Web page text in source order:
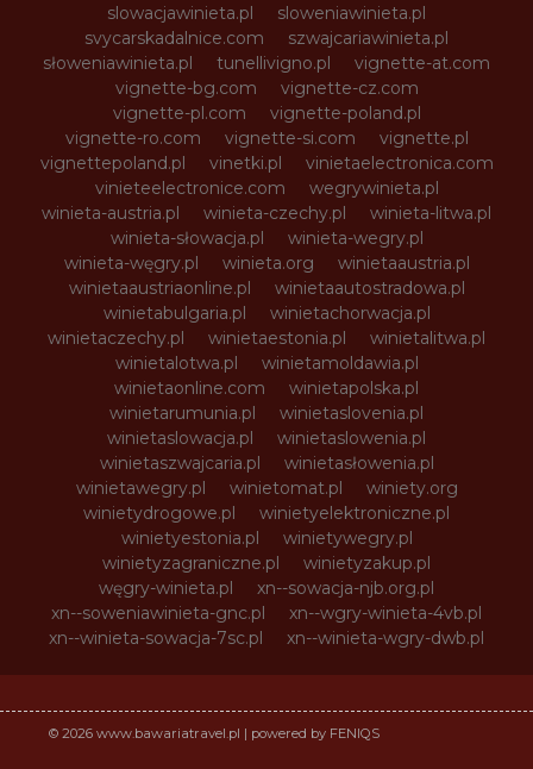
slowacjawinieta.pl
sloweniawinieta.pl
svycarskadalnice.com
szwajcariawinieta.pl
słoweniawinieta.pl
tunellivigno.pl
vignette-at.com
vignette-bg.com
vignette-cz.com
vignette-pl.com
vignette-poland.pl
vignette-ro.com
vignette-si.com
vignette.pl
vignettepoland.pl
vinetki.pl
vinietaelectronica.com
vinieteelectronice.com
wegrywinieta.pl
winieta-austria.pl
winieta-czechy.pl
winieta-litwa.pl
winieta-słowacja.pl
winieta-wegry.pl
winieta-węgry.pl
winieta.org
winietaaustria.pl
winietaaustriaonline.pl
winietaautostradowa.pl
winietabulgaria.pl
winietachorwacja.pl
winietaczechy.pl
winietaestonia.pl
winietalitwa.pl
winietalotwa.pl
winietamoldawia.pl
winietaonline.com
winietapolska.pl
winietarumunia.pl
winietaslovenia.pl
winietaslowacja.pl
winietaslowenia.pl
winietaszwajcaria.pl
winietasłowenia.pl
winietawegry.pl
winietomat.pl
winiety.org
winietydrogowe.pl
winietyelektroniczne.pl
winietyestonia.pl
winietywegry.pl
winietyzagraniczne.pl
winietyzakup.pl
węgry-winieta.pl
xn--sowacja-njb.org.pl
xn--soweniawinieta-gnc.pl
xn--wgry-winieta-4vb.pl
xn--winieta-sowacja-7sc.pl
xn--winieta-wgry-dwb.pl
© 2026 www.bawariatravel.pl | powered by FENIQS